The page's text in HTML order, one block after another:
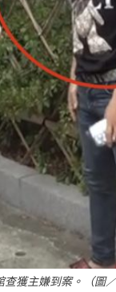
獲主嫌到案。（圖／